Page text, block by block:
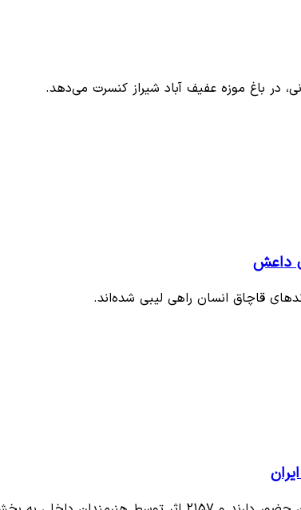
در باغ موزه عفیف آباد شیراز کنسرت می‌دهد.
داعش
قاچاق انسان راهی لیبی شده‌اند.